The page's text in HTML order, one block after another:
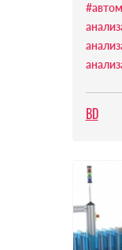
BD